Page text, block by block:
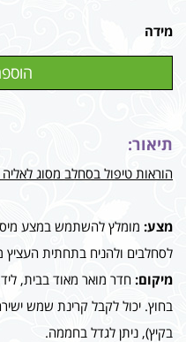
מידה
תיאור:
הוראות טיפול בסחלב מסוג לאליה Laelia
מצע:
לסחלבים ולהניח בתחתית העציץ
מיקום: חדר מואר מאוד בבית,
בחוץ. יכול לקבל קרינת שמש
בקיץ), ניתן לגדל בחממה.